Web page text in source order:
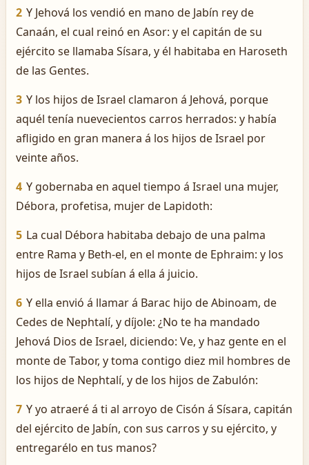
2 Y Jehová los vendió en mano de Jabín rey de
Canaán, el cual reinó en Asor: y el capitán de su
ejército se llamaba Sísara, y él habitaba en Haroseth
de las Gentes.
3 Y los hijos de Israel clamaron á Jehová, porque
aquél tenía nuevecientos carros herrados: y había
afligido en gran manera á los hijos de Israel por
veinte años.
4 Y gobernaba en aquel tiempo á Israel una mujer,
Débora, profetisa, mujer de Lapidoth:
5 La cual Débora habitaba debajo de una palma
entre Rama y Beth-el, en el monte de Ephraim: y los
hijos de Israel subían á ella á juicio.
6 Y ella envió á llamar á Barac hijo de Abinoam, de
Cedes de Nephtalí, y díjole: ¿No te ha mandado
Jehová Dios de Israel, diciendo: Ve, y haz gente en el
monte de Tabor, y toma contigo diez mil hombres de
los hijos de Nephtalí, y de los hijos de Zabulón:
7 Y yo atraeré á ti al arroyo de Cisón á Sísara, capitán
del ejército de Jabín, con sus carros y su ejército, y
entregarélo en tus manos?